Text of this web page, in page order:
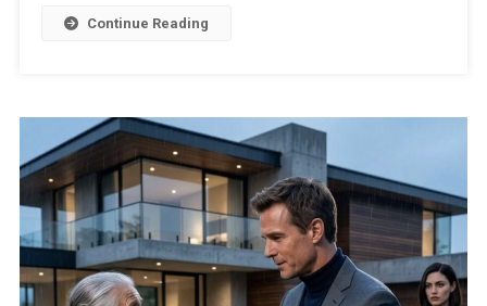
Continue Reading